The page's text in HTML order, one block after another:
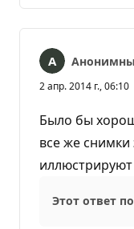
2 апр. 2014 г., 06:10
Было бы
все же
Этот ответ